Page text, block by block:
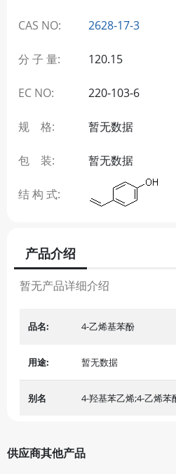
CAS NO: 2628-17-3
分 子 量: 120.15
EC NO: 220-103-6
规 格: 暂无数据
包 装: 暂无数据
结 构 式:
产品介绍
暂无产品详细介绍
品名: 4-乙烯基苯酚
用途: 暂无数据
别名 4-羟基苯乙烯;4-乙烯苯
供应商其他产品